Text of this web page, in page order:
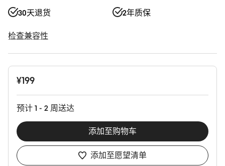
30天退货 2年质保
检查兼容性
产
¥199
预计 1 - 2 周送达
添加至购物车
添加至愿望清单